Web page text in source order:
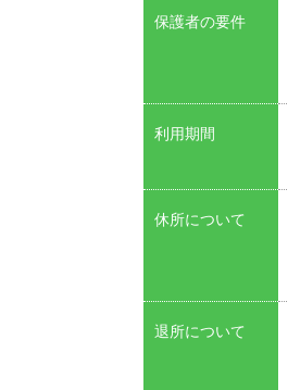
保護者の要件
利用期間
休所について
退所について